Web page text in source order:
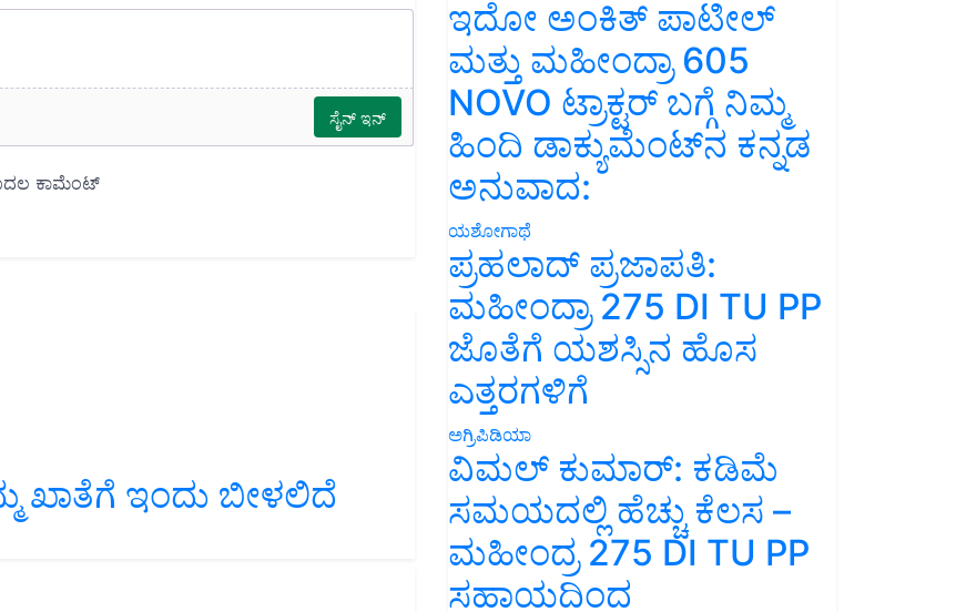
ಖಾತೆಗೆ ಇಂದು ಬೀಳಲಿದೆ
ಇದೋ ಅಂಕಿತ್ ಪಾಟೀಲ್
ಮತ್ತು ಮಹೀಂದ್ರಾ 605
NOVO ಟ್ರಾಕ್ಟರ್ ಬಗ್ಗೆ ನಿಮ್ಮ
ಹಿಂದಿ ಡಾಕ್ಯುಮೆಂಟ್‌ನ ಕನ್ನಡ
ಅನುವಾದ:
ಯಶೋಗಾಥೆ
ಪ್ರಹಲಾದ್ ಪ್ರಜಾಪತಿ:
ಮಹೀಂದ್ರಾ 275 DI TU PP
ಜೊತೆಗೆ ಯಶಸ್ಸಿನ ಹೊಸ
ಎತ್ತರಗಳಿಗೆ
ಅಗ್ರಿಪಿಡಿಯಾ
ವಿಮಲ್ ಕುಮಾರ್: ಕಡಿಮೆ
ಸಮಯದಲ್ಲಿ ಹೆಚ್ಚು ಕೆಲಸ –
ಮಹೀಂದ್ರ 275 DI TU PP
ಸಹಾಯದಿಂದ